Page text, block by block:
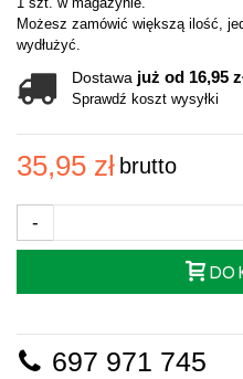
Możesz zamówić większą ilość,
wydłużyć.
Dostawa już od 16,95
Sprawdź koszt wysyłki
35,95 zł brutto
-
DO
697 971 745